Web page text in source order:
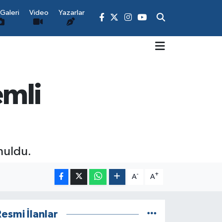
Video Yazarlar
A- A+
İlanlar